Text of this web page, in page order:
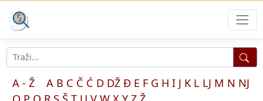
A - Ž A B C Č Ć D DŽ Đ E F G H I J K L LJ M N NJ